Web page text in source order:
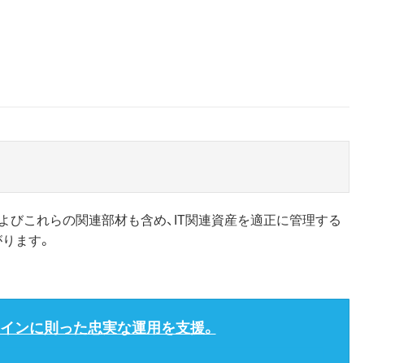
よびこれらの関連部材も含め、IT関連資産を適正に管理する
ます。
ンに則った忠実な運用を支援。